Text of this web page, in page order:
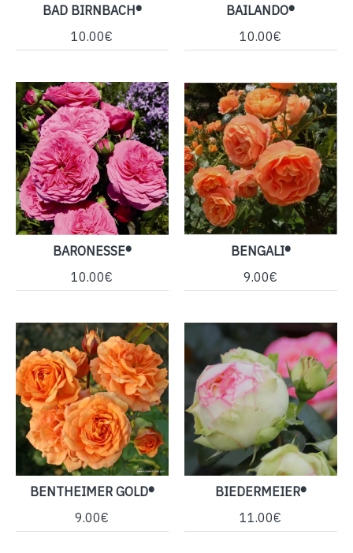
BAD BIRNBACH®
10.00€
BAILANDO®
10.00€
BARONESSE®
10.00€
BENGALI®
9.00€
BENTHEIMER GOLD®
9.00€
BIEDERMEIER®
11.00€